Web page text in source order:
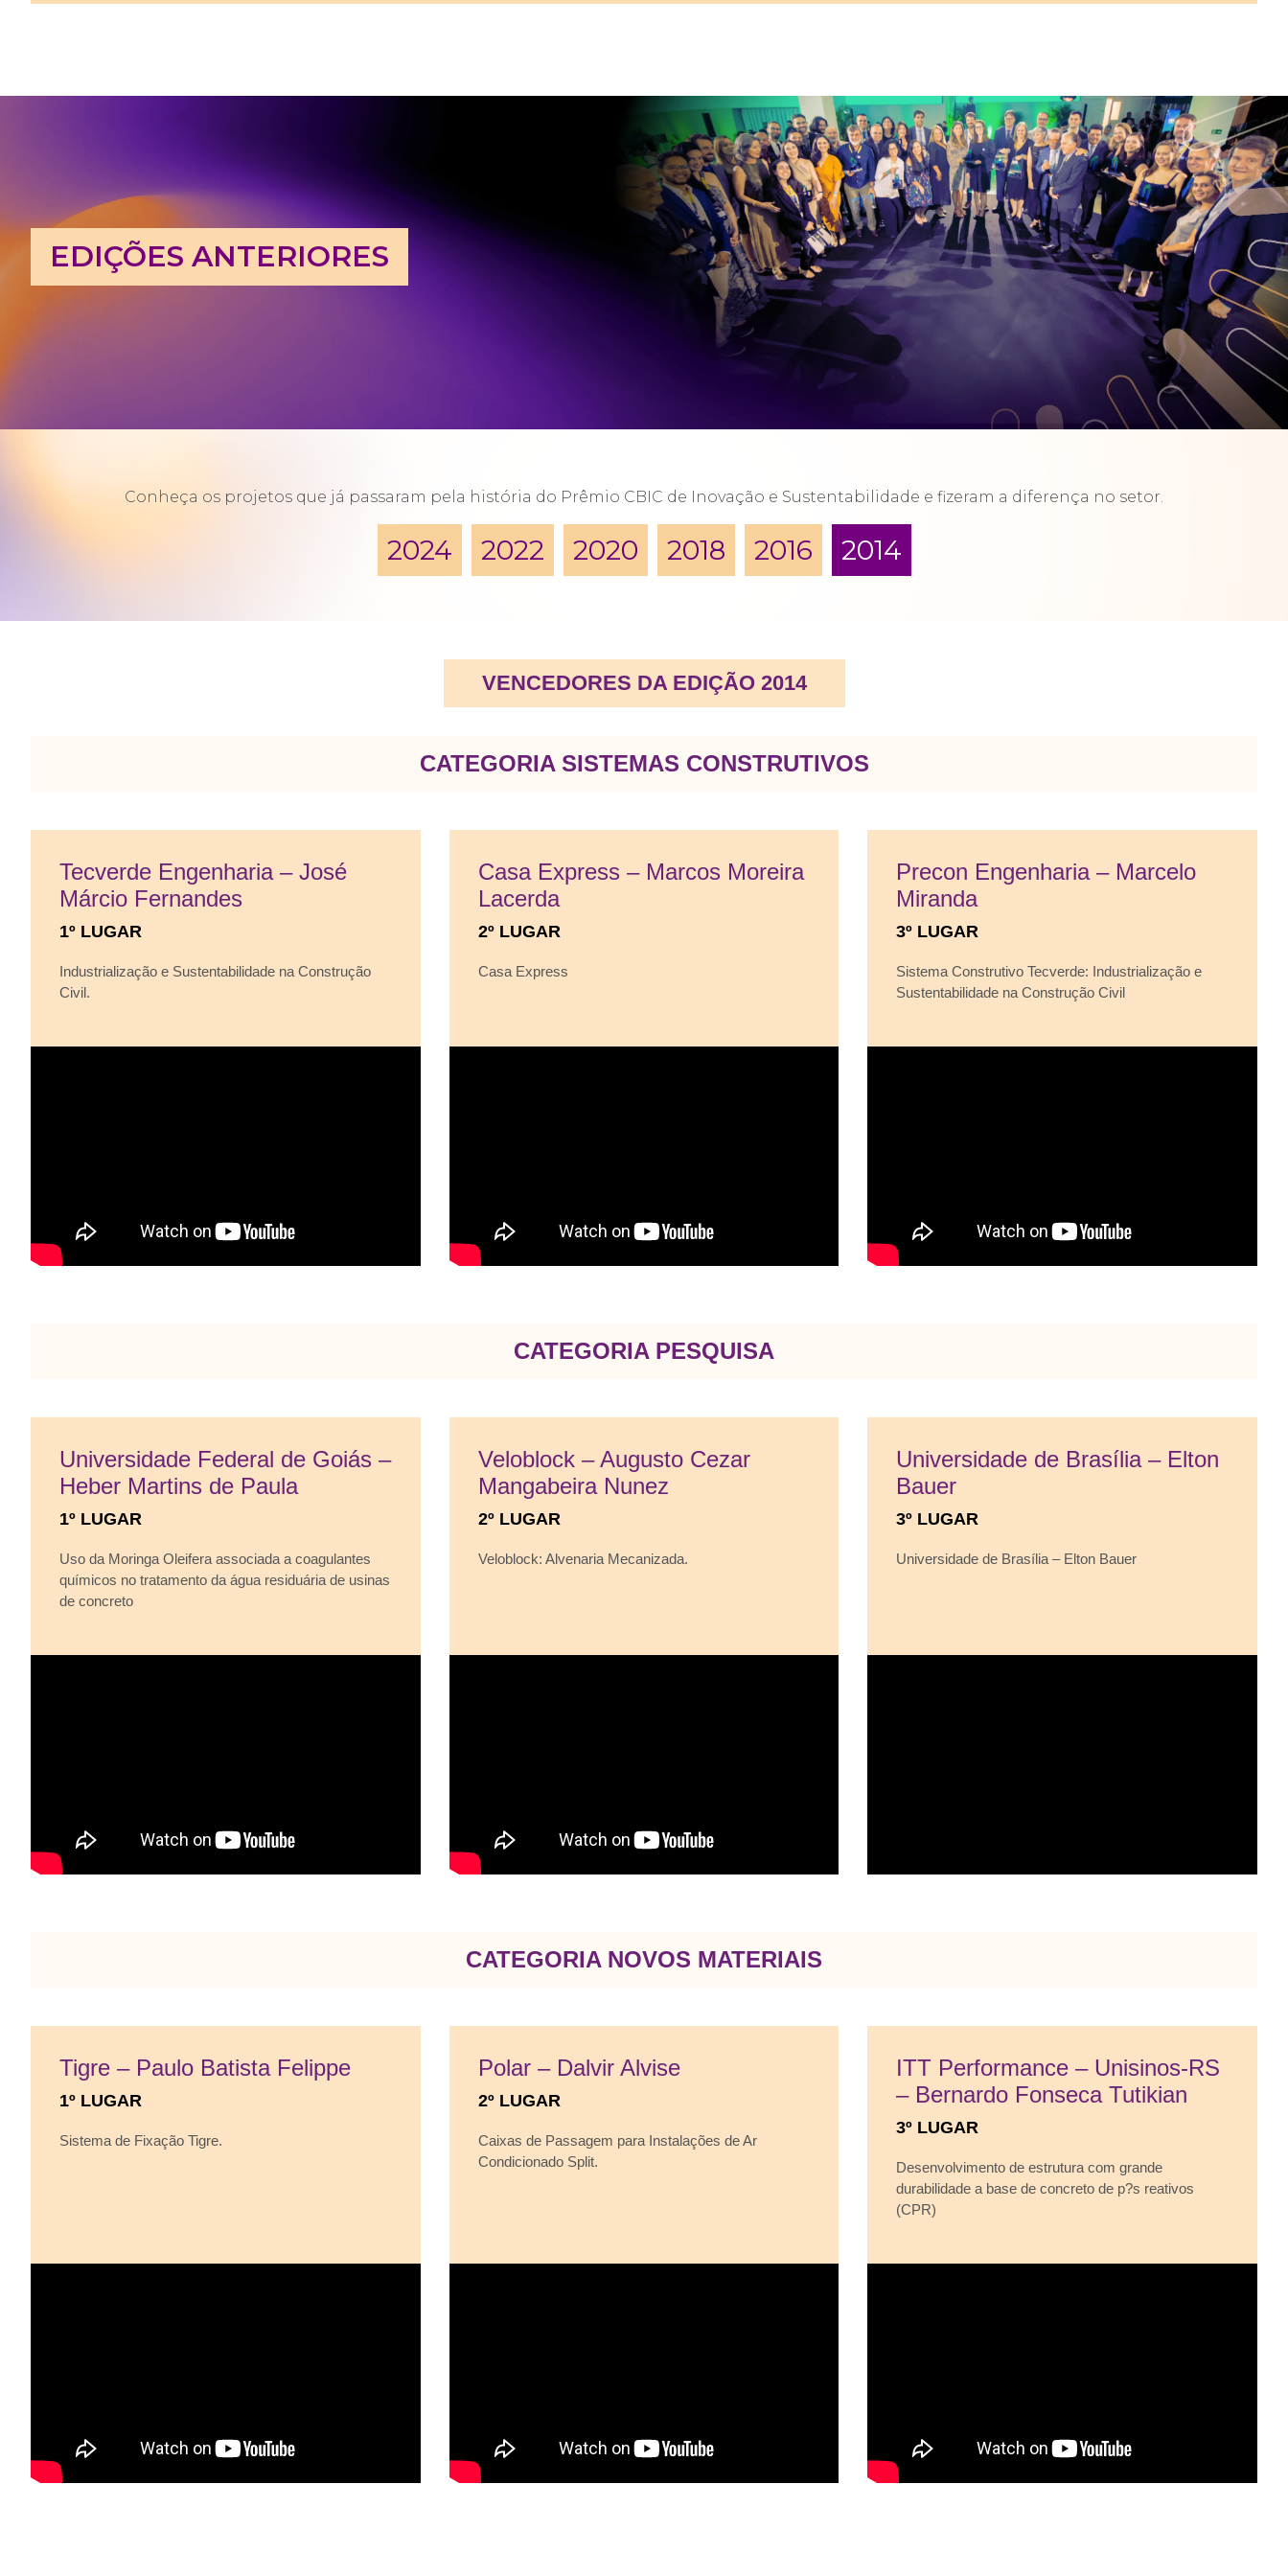
EDIÇÕES ANTERIORES
Conheça os projetos que já passaram pela história do Prêmio CBIC de Inovação e Sustentabilidade e fizeram a diferença no setor.
2024 2022 2020 2018 2016 2014
VENCEDORES DA EDIÇÃO 2014
CATEGORIA SISTEMAS CONSTRUTIVOS
Tecverde Engenharia – José
Márcio Fernandes
1º LUGAR
Industrialização e Sustentabilidade na Construção
Civil.
Casa Express – Marcos Moreira
Lacerda
2º LUGAR
Casa Express
Precon Engenharia – Marcelo
Miranda
3º LUGAR
Sistema Construtivo Tecverde: Industrialização e
Sustentabilidade na Construção Civil
CATEGORIA PESQUISA
Universidade Federal de Goiás –
Heber Martins de Paula
1º LUGAR
Uso da Moringa Oleifera associada a coagulantes
químicos no tratamento da água residuária de usinas
de concreto
Veloblock – Augusto Cezar
Mangabeira Nunez
2º LUGAR
Veloblock: Alvenaria Mecanizada.
Universidade de Brasília – Elton
Bauer
3º LUGAR
Universidade de Brasília – Elton Bauer
CATEGORIA NOVOS MATERIAIS
Tigre – Paulo Batista Felippe
1º LUGAR
Sistema de Fixação Tigre.
Polar – Dalvir Alvise
2º LUGAR
Caixas de Passagem para Instalações de Ar
Condicionado Split.
ITT Performance – Unisinos-RS
– Bernardo Fonseca Tutikian
3º LUGAR
Desenvolvimento de estrutura com grande
durabilidade a base de concreto de p?s reativos
(CPR)